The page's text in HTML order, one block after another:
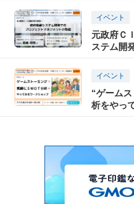
イベント
元政府Ｃ
ステム開
～20時30
イベント
“ゲーム
析をやっ